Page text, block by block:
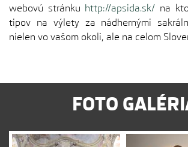
webovú stránku http://apsida.sk/ na
tipov na výlety za nádhernými
nielen vo vašom okolí, ale na celom
FOTO